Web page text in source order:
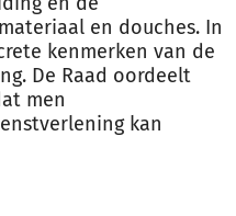
en douches. In
kenmerken van de
De Raad oordeelt
men
kan